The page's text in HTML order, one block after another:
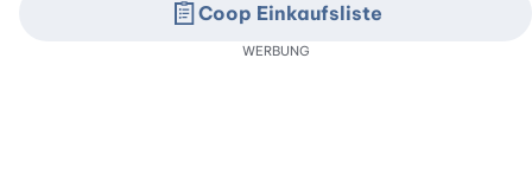
Coop Einkaufsliste
WERBUNG